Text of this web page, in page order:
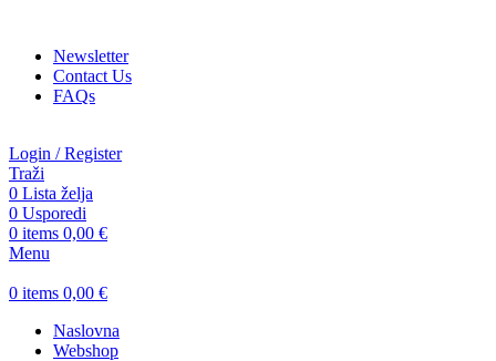
Newsletter
Contact Us
FAQs
Login / Register
Traži
0 Lista želja
0 Usporedi
0 items 0,00 €
Menu
0 items 0,00 €
Naslovna
Webshop